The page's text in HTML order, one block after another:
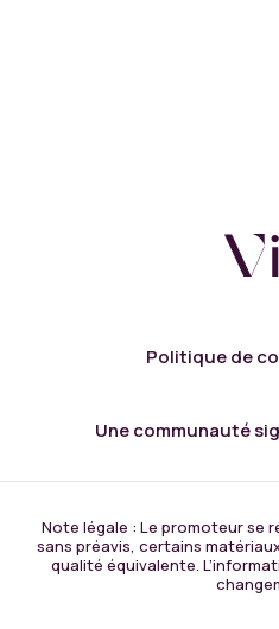
Politique de
Une communauté
Note légale : Le promoteur se
sans préavis, certains
qualité équivalente.